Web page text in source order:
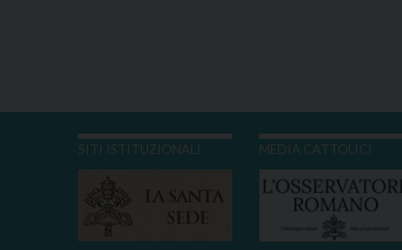
SITI ISTITUZIONALI MEDIA CATTOLICI